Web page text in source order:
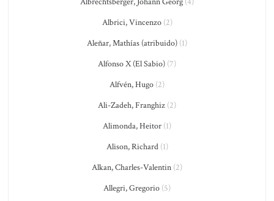
Albrici, Vincenzo(2)
Aleñar, Mathías (atribuido) (1)
Alfonso X (El Sabio) (7)
Alfvén, Hugo (2)
Ali-Zadeh, Franghiz (2)
Alimonda, Heitor (1)
Alison, Richard(1)
Alkan, Charles-Valentin (2)
Allegri, Gregorio (5)